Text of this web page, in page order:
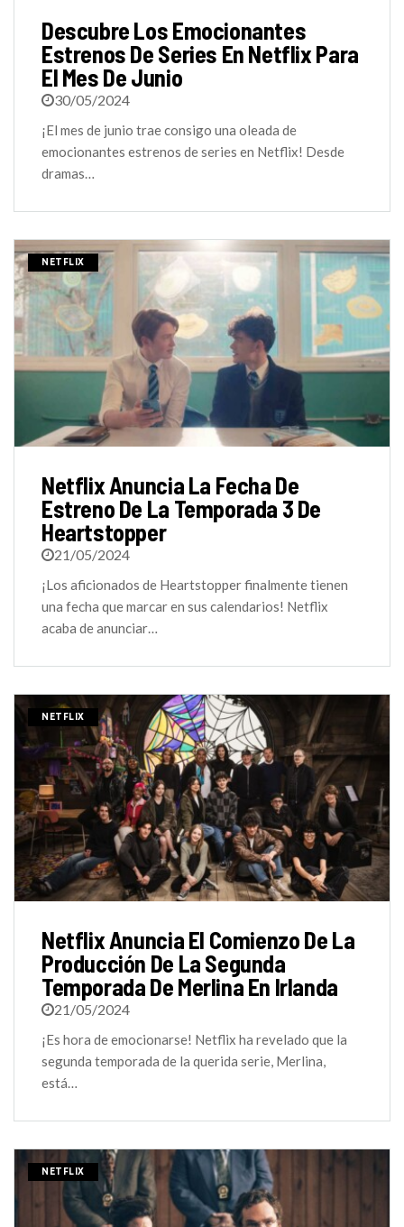
Descubre Los Emocionantes
Estrenos De Series En Netflix Para
El Mes De Junio
30/05/2024
¡El mes de junio trae consigo una oleada de
emocionantes estrenos de series en Netflix! Desde
dramas…
NETFLIX
Netflix Anuncia La Fecha De
Estreno De La Temporada 3 De
Heartstopper
21/05/2024
¡Los aficionados de Heartstopper finalmente tienen
una fecha que marcar en sus calendarios! Netflix
acaba de anunciar…
NETFLIX
Netflix Anuncia El Comienzo De La
Producción De La Segunda
Temporada De Merlina En Irlanda
21/05/2024
¡Es hora de emocionarse! Netflix ha revelado que la
segunda temporada de la querida serie, Merlina,
está…
NETFLIX